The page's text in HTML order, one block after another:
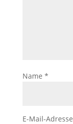
Name *
E-Mail-Adresse